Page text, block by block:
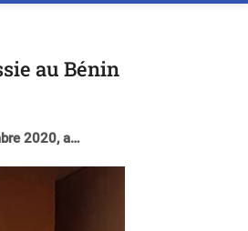
au Bénin
2020, a…